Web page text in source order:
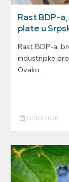
Rast BDP-
plate u
Rast BDP-a,
industrijske
Ovako…
07.08.2026